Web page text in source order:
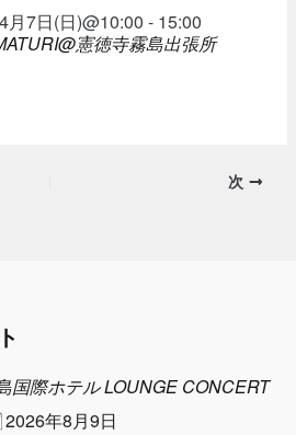
月7日(日)@10:00 - 15:00
憲徳寺霧島出張所
次
国際ホテル LOUNGE CONCERT
2026年8月9日